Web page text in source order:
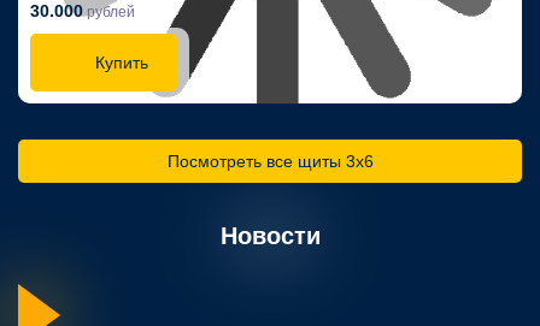
30.000рублей
Купить
Посмотреть все щиты 3х6
Новости